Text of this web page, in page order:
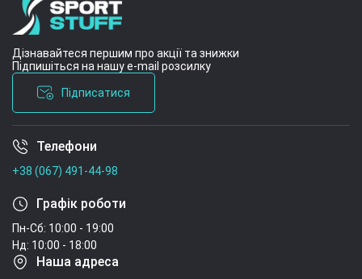
Дізнавайтеся першим про акції та знижки
Підпишіться на нашу e-mail розсилку
Підписатися
Умови угоди
Телефони
+38 (067) 491-44-98
Графік роботи
Пн-Сб: 10:00 - 19:00
Нд: 10:00 - 18:00
Наша адреса